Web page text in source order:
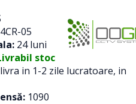
05
24 luni
stoc
in 1-2 zile lucratoare, in
1090